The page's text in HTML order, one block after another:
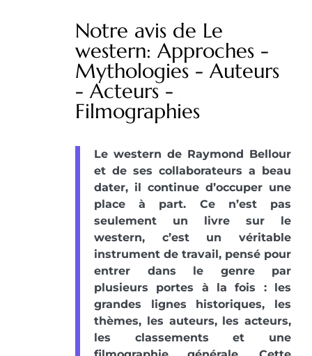
Notre avis de Le
western: Approches -
Mythologies - Auteurs
- Acteurs -
Filmographies
Le western de Raymond Bellour
et de ses collaborateurs a beau
dater, il continue d’occuper une
place à part. Ce n’est pas
seulement un livre sur le
western, c’est un véritable
instrument de travail, pensé pour
entrer dans le genre par
plusieurs portes à la fois : les
grandes lignes historiques, les
thèmes, les auteurs, les acteurs,
les classements et une